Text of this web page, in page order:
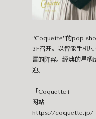
“Coquette”的pop
3F召开。以智能手机
富的阵容。经典的星柄
迎。
「Coquette」
网站
https://coquette.jp/